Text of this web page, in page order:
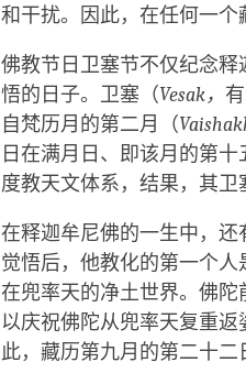
和干扰。因此，在任何一个
佛教节日卫塞节不仅纪念
悟的日子。卫塞（Vesak，
自梵历月的第二月（
日在满月日、即该月的第
度教天文体系，结果，其卫
在释迦牟尼佛的一生中，
觉悟后，他教化的第一个
在兜率天的净土世界。佛陀
以庆祝佛陀从兜率天复重
此，藏历第九月的第二十二